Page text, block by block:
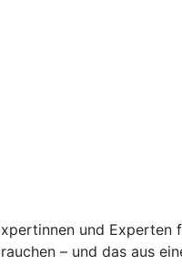
und
– und das aus